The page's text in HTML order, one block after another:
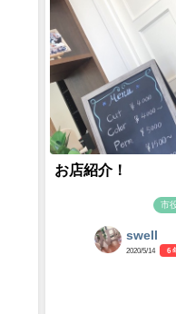
お店紹介！
市
swell
2020/5/14 6